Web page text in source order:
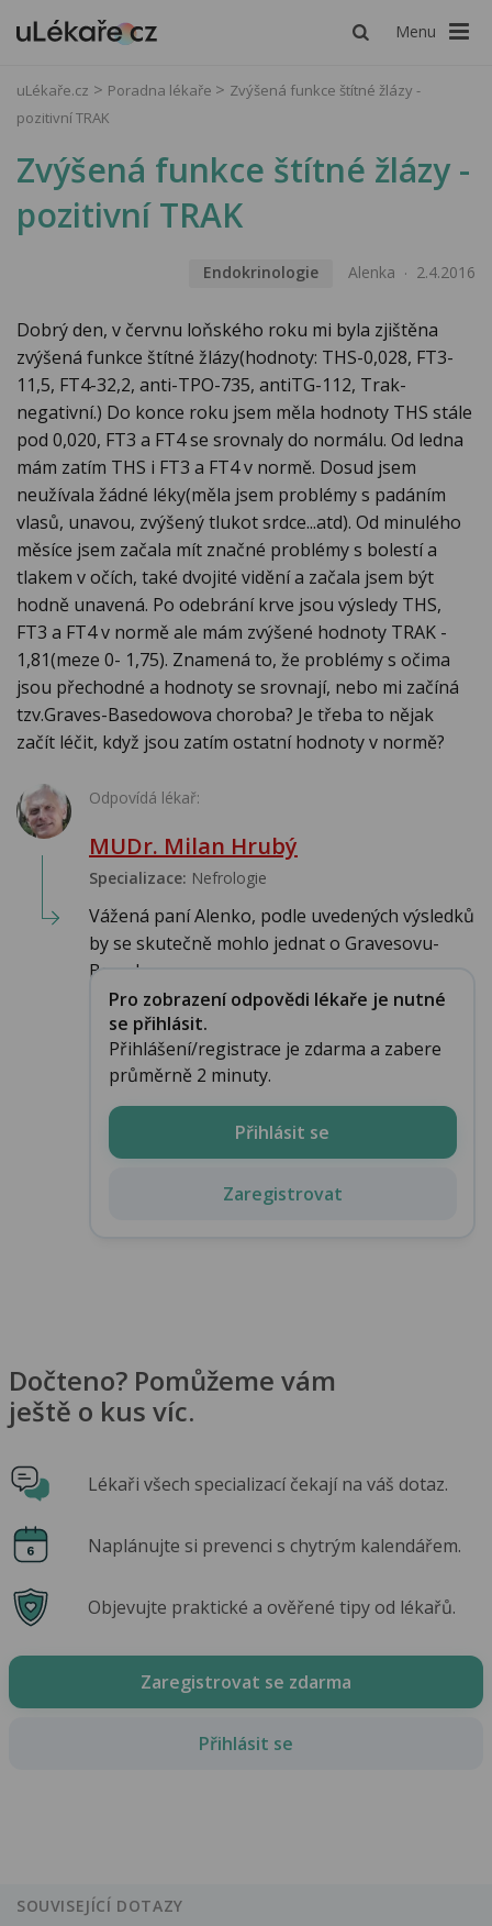
Menu
uLékaře.cz Poradna lékaře
Zvýšená funkce štítné žlázy -
pozitivní TRAK
Zvýšená funkce štítné žlázy -
pozitivní TRAK
Endokrinologie Alenka 2.4.2016
Dobrý den, v červnu loňského roku mi byla zjištěna
zvýšená funkce štítné žlázy(hodnoty: THS-0,028, FT3-
11,5, FT4-32,2, anti-TPO-735, antiTG-112, Trak-
negativní.) Do konce roku jsem měla hodnoty THS stále
pod 0,020, FT3 a FT4 se srovnaly do normálu. Od ledna
mám zatím THS i FT3 a FT4 v normě. Dosud jsem
neužívala žádné léky(měla jsem problémy s padáním
vlasů, unavou, zvýšený tlukot srdce...atd). Od minulého
měsíce jsem začala mít značné problémy s bolestí a
tlakem v očích, také dvojité vidění a začala jsem být
hodně unavená. Po odebrání krve jsou výsledy THS,
FT3 a FT4 v normě ale mám zvýšené hodnoty TRAK -
1,81(meze 0- 1,75). Znamená to, že problémy s očima
jsou přechodné a hodnoty se srovnají, nebo mi začíná
tzv.Graves-Basedowova choroba? Je třeba to nějak
začít léčit, když jsou zatím ostatní hodnoty v normě?
Odpovídá lékař:
MUDr. Milan Hrubý
Specializace: Nefrologie
Vážená paní Alenko, podle uvedených výsledků
by se skutečně mohlo jednat o Gravesovu-
Basedo...
Pro zobrazení odpovědi lékaře je nutné
se přihlásit.
Přihlášení/registrace je zdarma a zabere
průměrně 2 minuty.
Přihlásit se
Zaregistrovat
Dočteno? Pomůžeme vám
ještě o kus víc.
Lékaři všech specializací čekají na váš dotaz.
Naplánujte si prevenci s chytrým kalendářem.
Objevujte praktické a ověřené tipy od lékařů.
Zaregistrovat se zdarma
Přihlásit se
SOUVISEJÍCÍ DOTAZY